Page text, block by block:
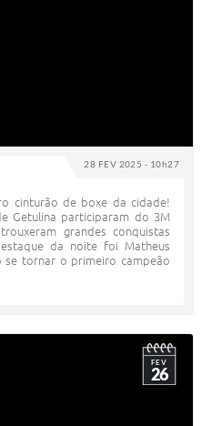
28 FEV 2025 - 10h27
cinturão de boxe da cidade!
Getulina participaram do 3M
grandes conquistas
da noite foi Matheus
se tornar o primeiro campeão
FEV
26